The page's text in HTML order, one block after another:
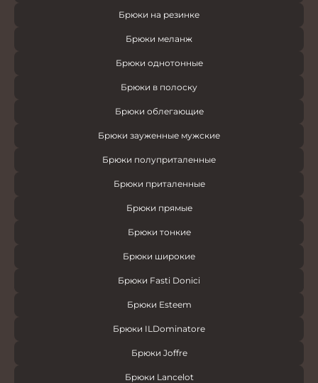
Брюки на резинке
Брюки меланж
Брюки однотонные
Брюки в полоску
Брюки облегающие
Брюки зауженные мужские
Брюки полуприталенные
Брюки приталенные
Брюки прямые
Брюки тонкие
Брюки широкие
Брюки Fasti Donici
Брюки Esteem
Брюки ILDominatore
Брюки Joffre
Брюки Lancelot